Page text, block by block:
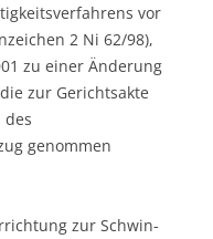
vor
2 Ni 62/98),
zu einer Änderung
zur Gerichtsakte
des
genommen
zur Schwin­